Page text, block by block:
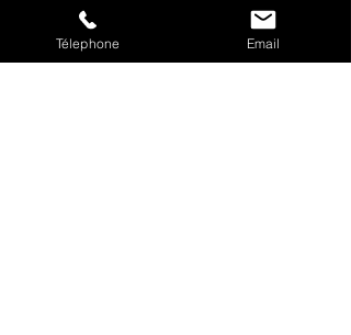
Télephone Email